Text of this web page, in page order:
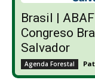
Brasil |
Congreso
Salvador
Agenda Forestal